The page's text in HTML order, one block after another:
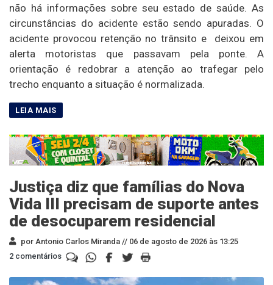
não há informações sobre seu estado de saúde. As
circunstâncias do acidente estão sendo apuradas. O
acidente provocou retenção no trânsito e deixou em
alerta motoristas que passavam pela ponte. A
orientação é redobrar a atenção ao trafegar pelo
trecho enquanto a situação é normalizada.
Justiça diz que famílias do Nova
Vida III precisam de suporte antes
de desocuparem residencial
por Antonio Carlos Miranda // 06 de agosto de 2026 às 13:25
2 comentários